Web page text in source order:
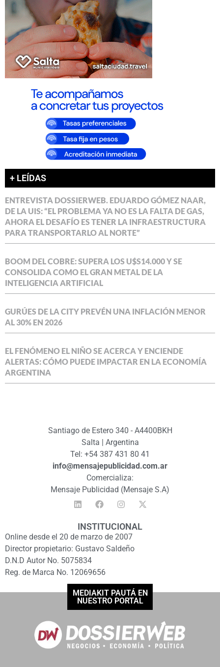
+ LEÍDAS
ENTREVISTA DOSSIERWEB. EDUARDO GÓMEZ NAAR,
DE LA UIS: “EL PROBLEMA YA NO ES LA FALTA DE GAS,
AHORA EL DESAFÍO ES TENER LA INFRAESTRUCTURA
PARA TRANSPORTARLO AL NORTE”
BOOM DEL COBRE: SUPERA LOS U$S14.000 Y SE
CONSOLIDA COMO EL GRAN METAL DE LA
INTELIGENCIA ARTIFICIAL
GURÚES DE LA CITY PREVÉN UNA INFLACIÓN MENOR
AL 30% EN 2026
EL FENÓMENO EL NIÑO SE ACERCA Y ENCIENDE
ALERTAS: CÓMO PUEDE IMPACTAR EN LA ECONOMÍA
ARGENTINA
Santiago de Estero 340 - A4400BKH
Salta | Argentina
Tel: +54 387 431 80 41
info@mensajepublicidad.com.ar
Comercializa:
Mensaje Publicidad (Mensaje S.A)
INSTITUCIONAL
Online desde el 20 de marzo de 2007
Director propietario: Gustavo Saldeño
D.N.D Autor No. 5075834
Reg. de Marca No. 12069656
MEDIAKIT PAUTÁ EN
NUESTRO PORTAL